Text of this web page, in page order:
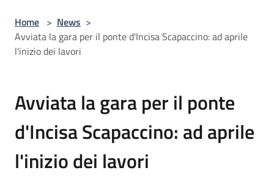
Home > News >
Avviata la gara per il ponte d'Incisa Scapaccino: ad aprile
l'inizio dei lavori
Avviata la gara per il ponte
d'Incisa Scapaccino: ad aprile
l'inizio dei lavori